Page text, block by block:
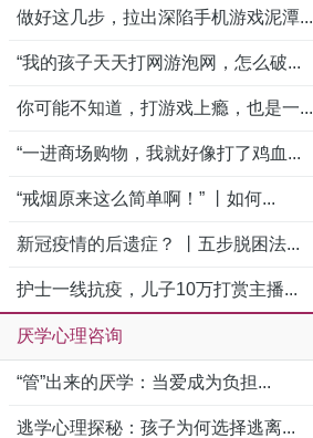
做好这几步，拉出深陷手机游戏泥潭...
“我的孩子天天打网游泡网，怎么破...
你可能不知道，打游戏上瘾，也是一...
“一进商场购物，我就好像打了鸡血...
“戒烟原来这么简单啊！” 丨如何...
新冠疫情的后遗症？ 丨五步脱困法...
护士一线抗疫，儿子10万打赏主播...
厌学心理咨询
“管”出来的厌学：当爱成为负担...
逃学心理探秘：孩子为何选择逃离...